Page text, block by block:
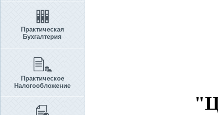
Практическая
Бухгалтерия
Практическое
Налогообложение